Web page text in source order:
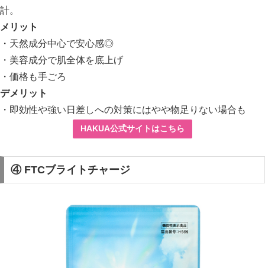
計。
メリット
・天然成分中心で安心感◎
・美容成分で肌全体を底上げ
・価格も手ごろ
デメリット
・即効性や強い日差しへの対策にはやや物足りない場合も
HAKUA公式サイトはこちら
④ FTCブライトチャージ